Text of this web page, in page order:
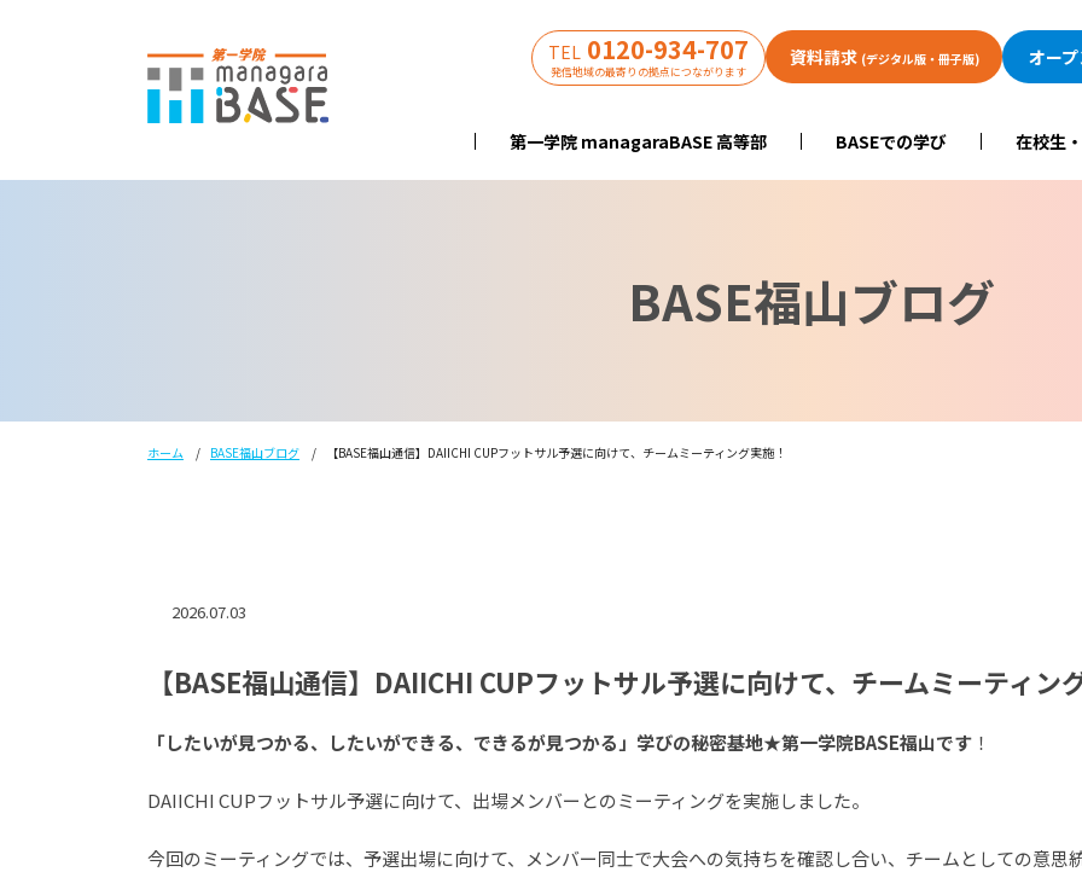
第一学院 managaraBASE 高等部 BASEでの学び 在校生
TEL 0120-934-707
発信地域の最寄りの拠点につながります
資料請求 (デジタル版・冊子版) オー
BASE福山ブログ
ホーム BASE福山ブログ 【BASE福山通信】DAIICHI CUPフットサル予選に向けて、チームミーティング実施！
2026.07.03
【BASE福山通信】DAIICHI CUPフットサル予選に向けて、チームミーティン
「したいが見つかる、したいができる、できるが見つかる」学びの秘密基地★第一学院BASE福山です ！
DAIICHI CUPフットサル予選に向けて、出場メンバーとのミーティングを実施しました。
今回のミーティングでは、予選出場に向けて、メンバー同士で大会への気持ちを確認し合い、チームとしての意思